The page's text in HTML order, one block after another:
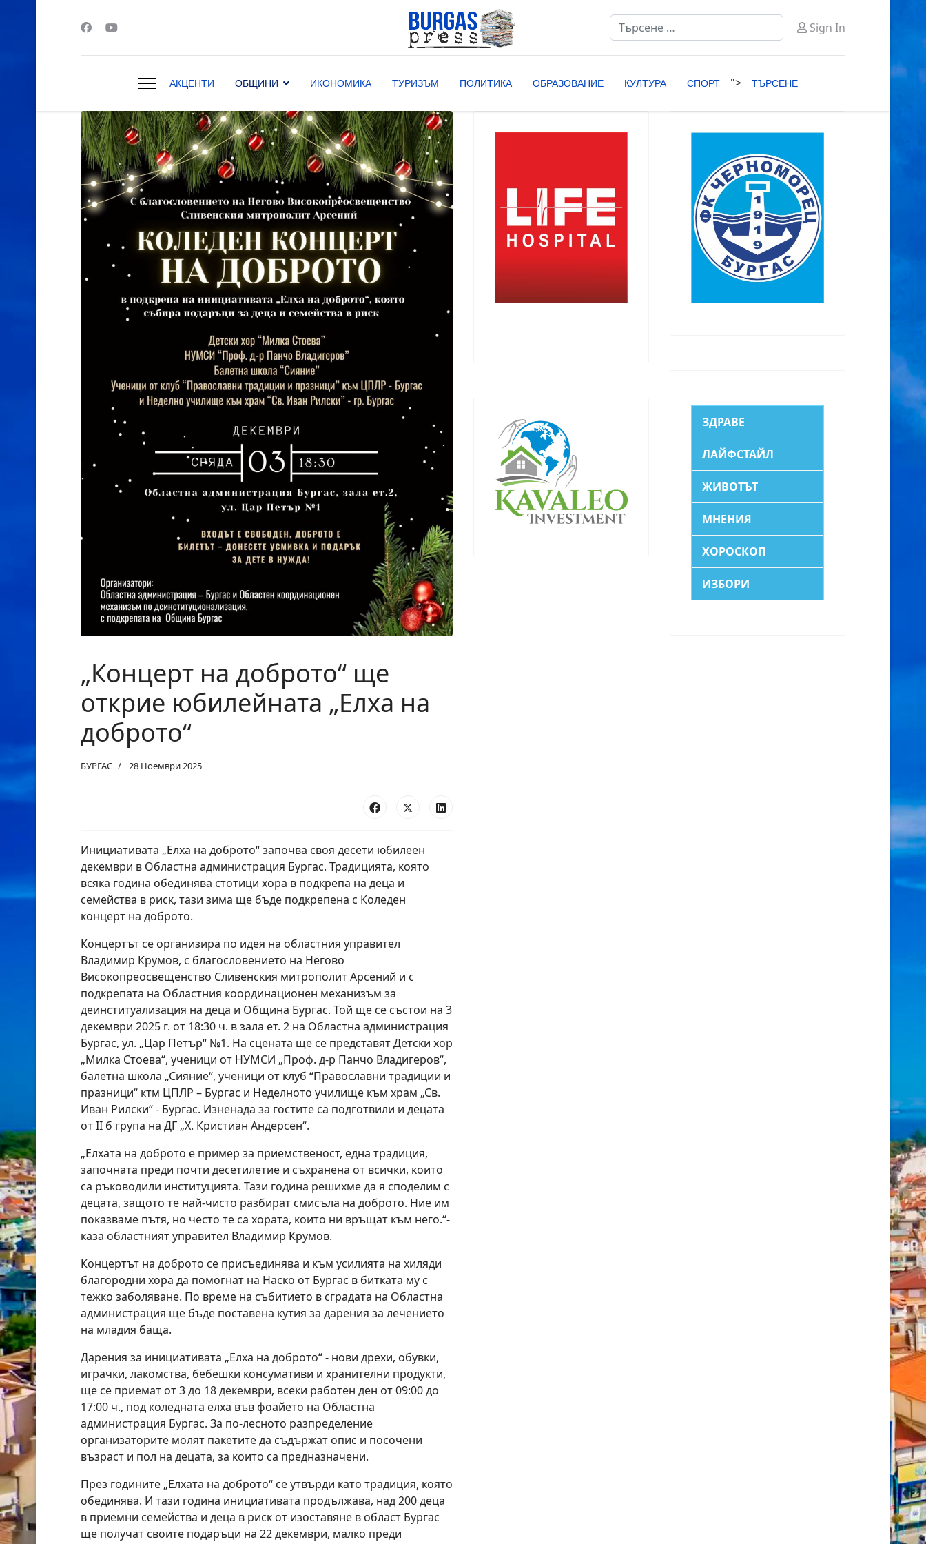
Търсене
Sign In
АКЦЕНТИ ОБЩИНИ ИКОНОМИКА ТУРИЗЪМ ПОЛИТИКА ОБРАЗОВАНИЕ КУЛТУРА СПОРТ "> ТЪРСЕНЕ
„Концерт на доброто“ ще
открие юбилейната „Елха на
доброто“
БУРГАС 28 Ноември 2025
Инициативата „Елха на доброто“ започва своя десети юбилеен
декември в Областна администрация Бургас. Традицията, която
всяка година обединява стотици хора в подкрепа на деца и
семейства в риск, тази зима ще бъде подкрепена с Коледен
концерт на доброто.
Концертът се организира по идея на областния управител
Владимир Крумов, с благословението на Негово
Високопреосвещенство Сливенския митрополит Арсений и с
подкрепата на Oбластния координационен механизъм за
деинституализация на деца и Община Бургас. Той ще се състои на 3
декември 2025 г. от 18:30 ч. в зала ет. 2 на Областна администрация
Бургас, ул. „Цар Петър“ №1. На сцената ще се представят Детски хор
„Милка Стоева“, ученици от НУМСИ „Проф. д-р Панчо Владигеров“,
балетна школа „Сияние“, ученици от клуб “Православни традиции и
празници“ ктм ЦПЛР – Бургас и Неделното училище към храм „Св.
Иван Рилски“ - Бургас. Изненада за гостите са подготвили и децата
от II б група на ДГ „Х. Кристиан Андерсен“.
„Елхата на доброто е пример за приемственост, една традиция,
започната преди почти десетилетие и съхранена от всички, които
са ръководили институцията. Тази година решихме да я споделим с
децата, защото те най-чисто разбират смисъла на доброто. Ние им
показваме пътя, но често те са хората, които ни връщат към него.“-
каза областният управител Владимир Крумов.
Концертът на доброто се присъединява и към усилията на хиляди
благородни хора да помогнат на Наско от Бургас в битката му с
тежко заболяване. По време на събитието в сградата на Областна
администрация ще бъдe поставенa кутия за дарения за лечението
на младия баща.
Дарения за инициативата „Елха на доброто“ - нови дрехи, обувки,
играчки, лакомства, бебешки консумативи и хранителни продукти,
ще се приемат от 3 до 18 декември, всеки работен ден от 09:00 до
17:00 ч., под коледната елха във фоайето на Областна
администрация Бургас. За по-лесното разпределение
организаторите молят пакетите да съдържат опис и посочени
възраст и пол на децата, за които са предназначени.
През годините „Елхата на доброто“ се утвърди като традиция, която
обединява. И тази година инициативата продължава, над 200 деца
в приемни семейства и деца в риск от изоставяне в област Бургас
ще получат своите подаръци на 22 декември, малко преди
ЗДРАВЕ
ЛАЙФСТАЙЛ
ЖИВОТЪТ
МНЕНИЯ
ХОРОСКОП
ИЗБОРИ